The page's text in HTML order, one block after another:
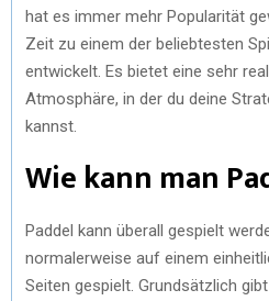
hat es immer mehr Popularität
Zeit zu einem der beliebtesten
entwickelt. Es bietet eine sehr
Atmosphäre, in der du deine
kannst.
Wie kann man
Paddel kann überall gespielt
normalerweise auf einem
Seiten gespielt. Grundsätzlich